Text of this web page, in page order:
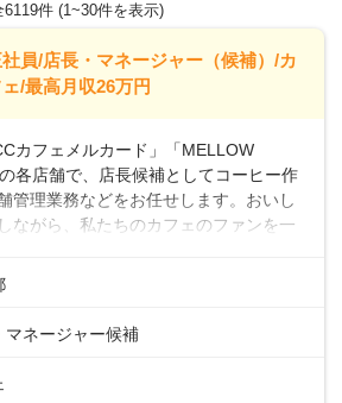
6119件 (1~30件を表示)
員/店長・マネージャー（候補）/カ
/最高月収26万円
カフェメルカード」「MELLOW
各店舗で、店長候補としてコーヒー作
管理業務などをお任せします。おいし
ながら、私たちのカフェのファンを一
の作成お客様のご案内、レジ対応軽食
ト体制充実コーヒーの知識から接客マ
齢層が活躍しており、チームワークも
マネージャー候補